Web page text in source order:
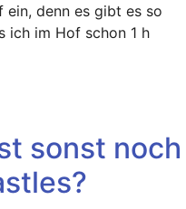
denn es gibt es so
ich im Hof schon 1 h
sonst noch